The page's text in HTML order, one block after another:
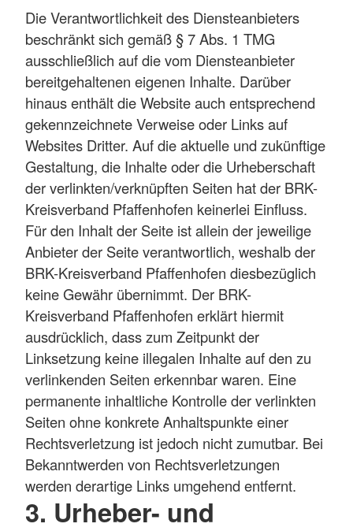
Die Verantwortlichkeit des Diensteanbieters
beschränkt sich gemäß § 7 Abs. 1 TMG
ausschließlich auf die vom Diensteanbieter
bereitgehaltenen eigenen Inhalte. Darüber
hinaus enthält die Website auch entsprechend
gekennzeichnete Verweise oder Links auf
Websites Dritter. Auf die aktuelle und zukünftige
Gestaltung, die Inhalte oder die Urheberschaft
der verlinkten/verknüpften Seiten hat der BRK-
Kreisverband Pfaffenhofen keinerlei Einfluss.
Für den Inhalt der Seite ist allein der jeweilige
Anbieter der Seite verantwortlich, weshalb der
BRK-Kreisverband Pfaffenhofen diesbezüglich
keine Gewähr übernimmt. Der BRK-
Kreisverband Pfaffenhofen erklärt hiermit
ausdrücklich, dass zum Zeitpunkt der
Linksetzung keine illegalen Inhalte auf den zu
verlinkenden Seiten erkennbar waren. Eine
permanente inhaltliche Kontrolle der verlinkten
Seiten ohne konkrete Anhaltspunkte einer
Rechtsverletzung ist jedoch nicht zumutbar. Bei
Bekanntwerden von Rechtsverletzungen
werden derartige Links umgehend entfernt.
3. Urheber- und